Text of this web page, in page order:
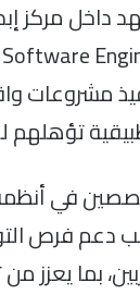
داخل مركز
مشروعات
دعم فرص
بما